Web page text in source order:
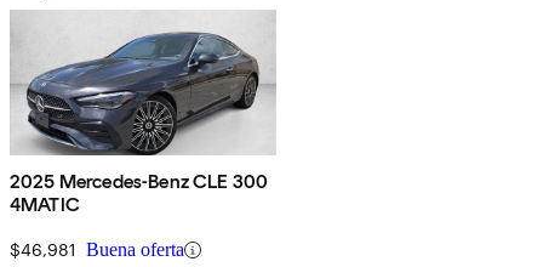
2025 Mercedes-Benz CLE 300
4MATIC
$46,981 Buena oferta